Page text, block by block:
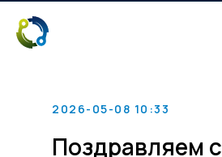
2026-05-08 10:33
Поздравляем с